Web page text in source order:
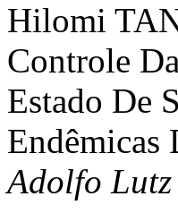
Hilomi
Controle
Estado De
Adolfo Lutz